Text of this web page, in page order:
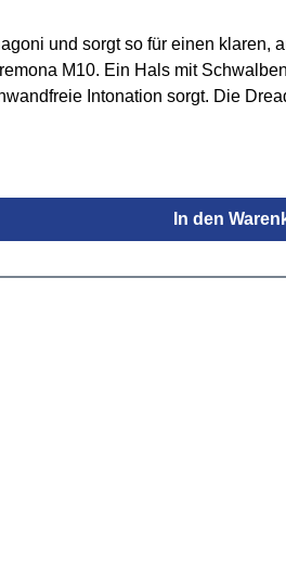
und sorgt so für einen
M10. Ein Hals mit
Intonation sorgt. Die
die M10 in Europa
& Stegeinlage:
Isys Tinkl. Gigbag
In den